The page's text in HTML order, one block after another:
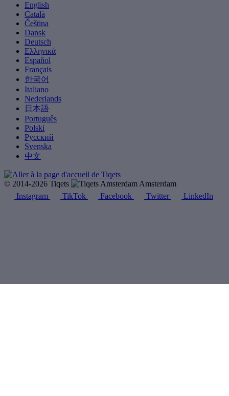
English
Català
Čeština
Dansk
Deutsch
Ελληνικά
Español
Français
한국어
Italiano
Nederlands
日本語
Português
Polski
Русский
Svenska
中文
© 2014-2026 Tiqets
Amsterdam
Instagram
TikTok Facebook Twitter LinkedIn